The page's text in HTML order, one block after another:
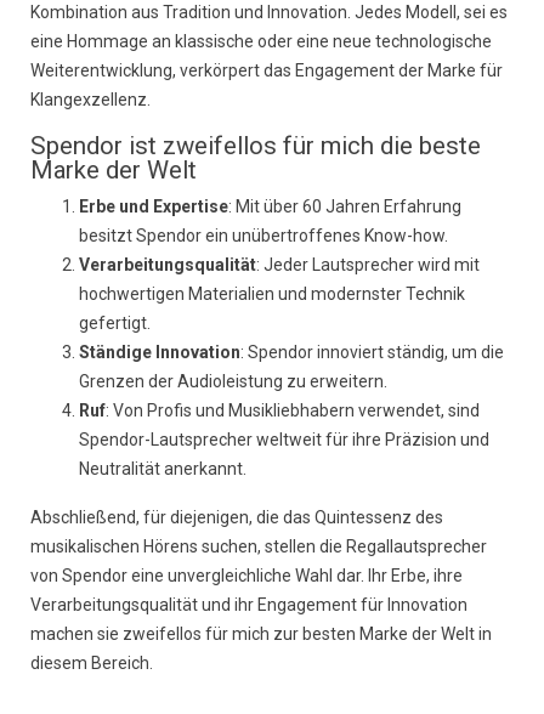
Kombination aus Tradition und Innovation. Jedes Modell, sei es
eine Hommage an klassische oder eine neue technologische
Weiterentwicklung, verkörpert das Engagement der Marke für
Klangexzellenz.
Spendor ist zweifellos für mich die beste
Marke der Welt
Erbe und Expertise: Mit über 60 Jahren Erfahrung
besitzt Spendor ein unübertroffenes Know-how.
Verarbeitungsqualität: Jeder Lautsprecher wird mit
hochwertigen Materialien und modernster Technik
gefertigt.
Ständige Innovation: Spendor innoviert ständig, um die
Grenzen der Audioleistung zu erweitern.
Ruf: Von Profis und Musikliebhabern verwendet, sind
Spendor-Lautsprecher weltweit für ihre Präzision und
Neutralität anerkannt.
Abschließend, für diejenigen, die das Quintessenz des
musikalischen Hörens suchen, stellen die Regallautsprecher
von Spendor eine unvergleichliche Wahl dar. Ihr Erbe, ihre
Verarbeitungsqualität und ihr Engagement für Innovation
machen sie zweifellos für mich zur besten Marke der Welt in
diesem Bereich.